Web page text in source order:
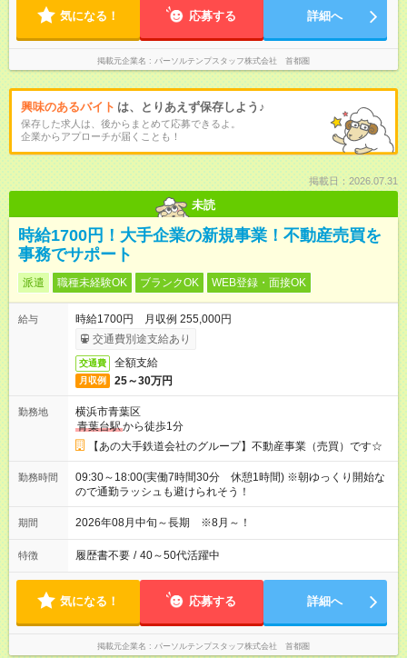
気になる！ 応募する 詳細へ
掲載元企業名 パーソルテンプスタッフ株式会社 首都圏
興味のあるバイト は、とりあえず保存しよう♪
保存した求人は、後からまとめて応募できるよ。
企業からアプローチが届くことも！
掲載日：2026.07.31
未読
時給1700円！大手企業の新規事業！不動産売買を
事務でサポート
派遣 職種未経験OK ブランクOK WEB登録・面接OK
給与
時給1700円 月収例 255,000円
交通費別途支給あり
交通費 全額支給
月収例 25～30万円
勤務地
横浜市青葉区
青葉台駅から徒歩1分
【あの大手鉄道会社のグループ】不動産事業（売買）です☆
勤務時間
09:30～18:00(実働7時間30分 休憩1時間) ※朝ゆっくり開始な
ので通勤ラッシュも避けられそう！
期間 2026年08月中旬～長期 ※8月～！
特徴 履歴書不要 / 40～50代活躍中
気になる！ 応募する 詳細へ
掲載元企業名 パーソルテンプスタッフ株式会社 首都圏